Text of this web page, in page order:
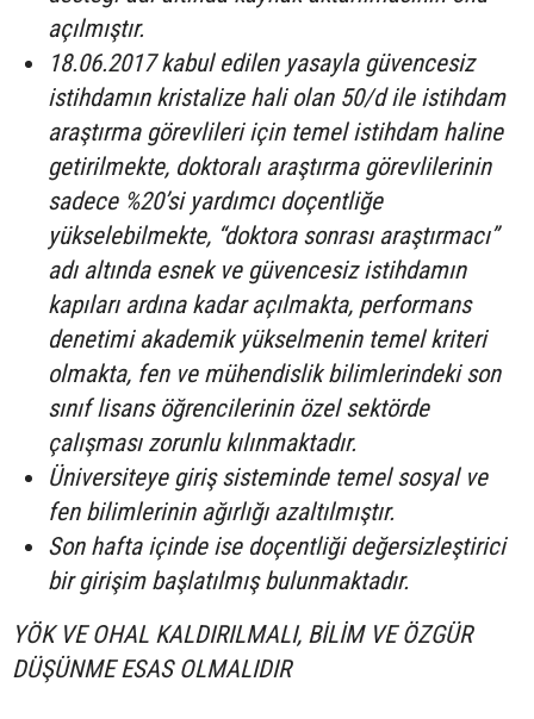
açılmıştır.
18.06.2017 kabul edilen yasayla güvencesiz
istihdamın kristalize hali olan 50/d ile istihdam
araştırma görevlileri için temel istihdam haline
getirilmekte, doktoralı araştırma görevlilerinin
sadece %20’si yardımcı doçentliğe
yükselebilmekte, “doktora sonrası araştırmacı”
adı altında esnek ve güvencesiz istihdamın
kapıları ardına kadar açılmakta, performans
denetimi akademik yükselmenin temel kriteri
olmakta, fen ve mühendislik bilimlerindeki son
sınıf lisans öğrencilerinin özel sektörde
çalışması zorunlu kılınmaktadır.
Üniversiteye giriş sisteminde temel sosyal ve
fen bilimlerinin ağırlığı azaltılmıştır.
Son hafta içinde ise doçentliği değersizleştirici
bir girişim başlatılmış bulunmaktadır.
YÖK VE OHAL KALDIRILMALI, BİLİM VE ÖZGÜR
DÜŞÜNME ESAS OLMALIDIR